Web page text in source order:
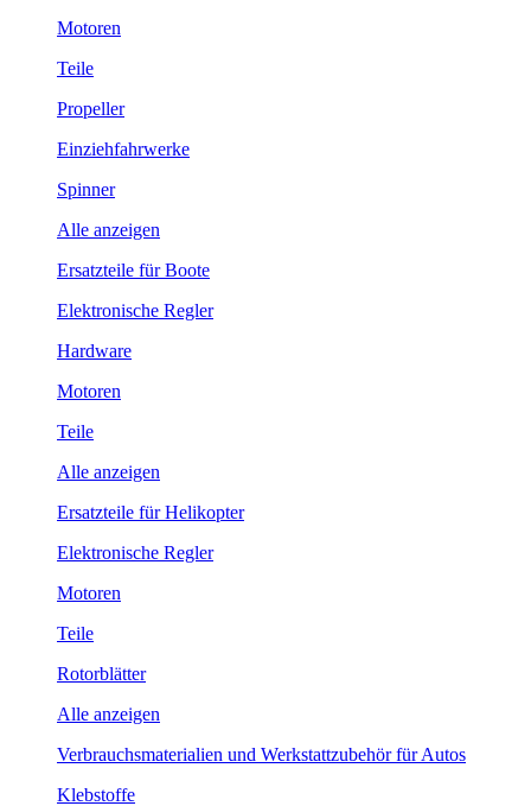
Motoren
Teile
Propeller
Einziehfahrwerke
Spinner
Alle anzeigen
Ersatzteile für Boote
Elektronische Regler
Hardware
Motoren
Teile
Alle anzeigen
Ersatzteile für Helikopter
Elektronische Regler
Motoren
Teile
Rotorblätter
Alle anzeigen
Verbrauchsmaterialien und Werkstattzubehör für Autos
Klebstoffe